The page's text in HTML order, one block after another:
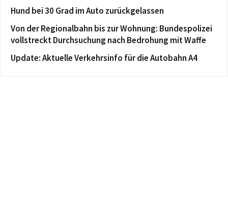
Hund bei 30 Grad im Auto zurückgelassen
Von der Regionalbahn bis zur Wohnung: Bundespolizei
vollstreckt Durchsuchung nach Bedrohung mit Waffe
Update: Aktuelle Verkehrsinfo für die Autobahn A4